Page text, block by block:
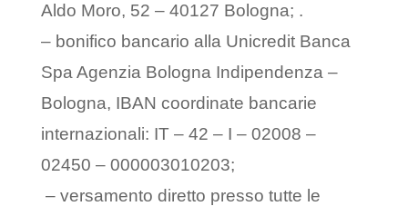
Aldo Moro, 52 – 40127 Bologna; .
– bonifico bancario alla Unicredit Banca
Spa Agenzia Bologna Indipendenza –
Bologna, IBAN coordinate bancarie
internazionali: IT – 42 – I – 02008 –
02450 – 000003010203;
– versamento diretto presso tutte le